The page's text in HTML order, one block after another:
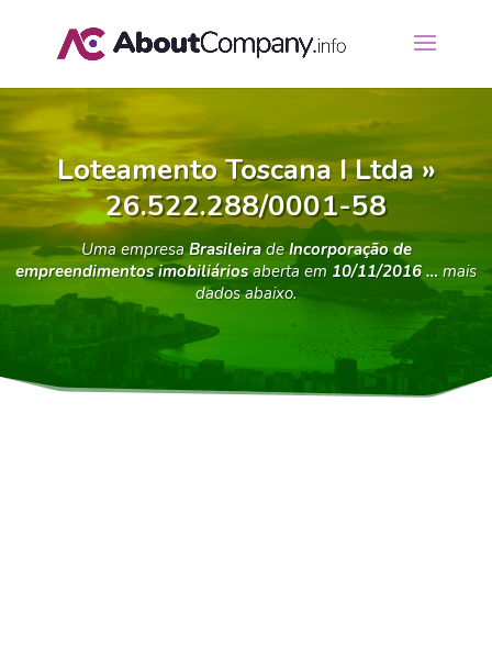
Loteamento Toscana I Ltda »
26.522.288/0001-58
Uma empresaBrasileiradeIncorporação de
empreendimentos imobiliáriosaberta em 10/11/2016 … mais
dados abaixo.